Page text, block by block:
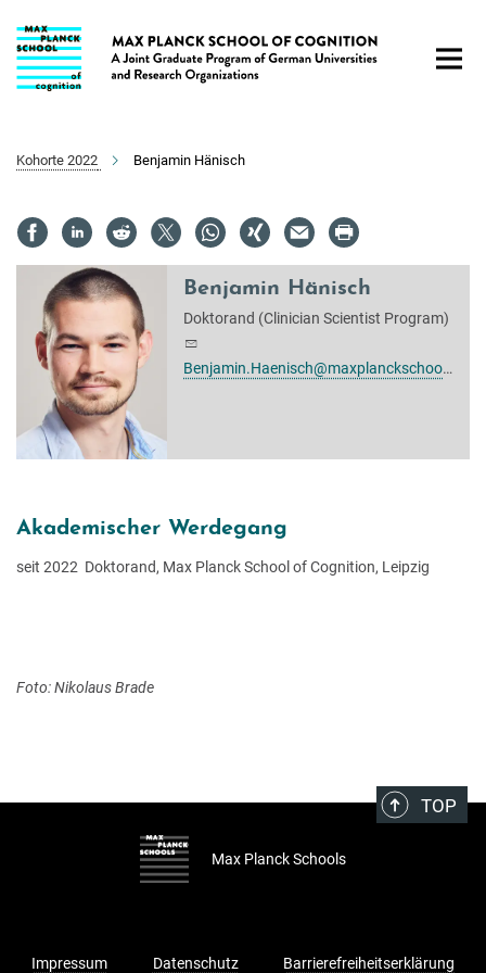
Kohorte 2022 Benjamin Hänisch
Benjamin Hänisch
Doktorand (Clinician Scientist Program)
Benjamin.Haenisch@maxplanckschools.de
Akademischer Werdegang
seit 2022 Doktorand, Max Planck School of Cognition, Leipzig
Foto: Nikolaus Brade
TOP
Max Planck Schools
Impressum Datenschutz Barrierefreiheitserklärung